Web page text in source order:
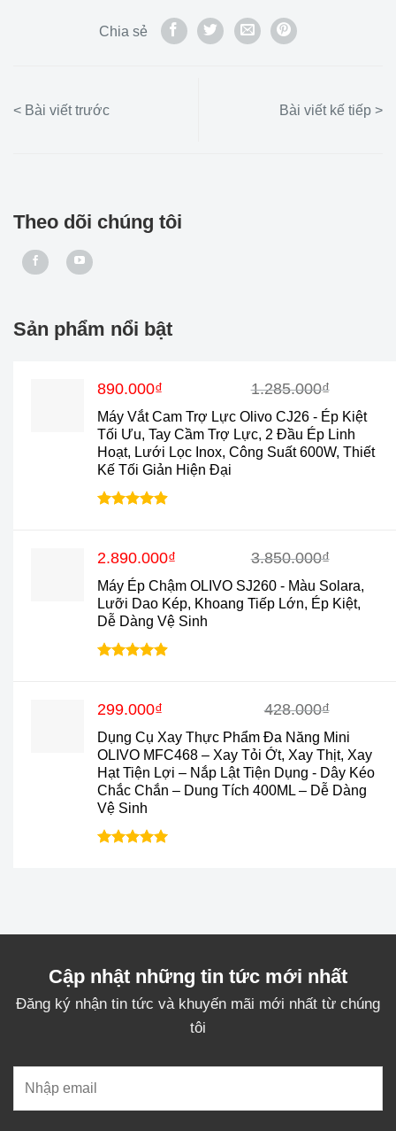
Chia sẻ
Theo dõi chúng tôi
Sản phẩm nổi bật
Máy Vắt Cam Trợ Lực Olivo CJ26 - Ép Kiệt
Tối Ưu, Tay Cầm Trợ Lực, 2 Đầu Ép Linh
Hoạt, Lưới Lọc Inox, Công Suất 600W, Thiết
Kế Tối Giản Hiện Đại
1.285.000₫
Giá
là:
1.285.000₫.
890.000₫
Giá
tại
là:
890.000₫.
Máy Ép Chậm OLIVO SJ260 - Màu Solara,
Lưỡi Dao Kép, Khoang Tiếp Lớn, Ép Kiệt,
Dễ Dàng Vệ Sinh
3.850.000₫
Giá
là:
3.850.000₫.
2.890.000₫
Giá
tại
là:
2.890.000₫.
Dụng Cụ Xay Thực Phẩm Đa Năng Mini
OLIVO MFC468 – Xay Tỏi Ớt, Xay Thịt, Xay
Hạt Tiện Lợi – Nắp Lật Tiện Dụng - Dây Kéo
Chắc Chắn – Dung Tích 400ML – Dễ Dàng
Vệ Sinh
428.000₫
Giá
là:
428.000₫.
299.000₫
Giá
tại
là:
299.000₫.
Cập nhật những tin tức mới nhất
Đăng ký nhận tin tức và khuyến mãi mới nhất từ chúng
tôi